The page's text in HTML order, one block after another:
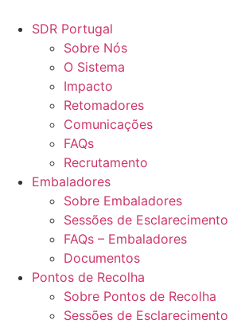
para
conteúdo
SDR Portugal
Sobre Nós
O Sistema
Impacto
Retomadores
Comunicações
FAQs
Recrutamento
Embaladores
Sobre Embaladores
Sessões de Esclarecimento
FAQs – Embaladores
Documentos
Pontos de Recolha
Sobre Pontos de Recolha
Sessões de Esclarecimento